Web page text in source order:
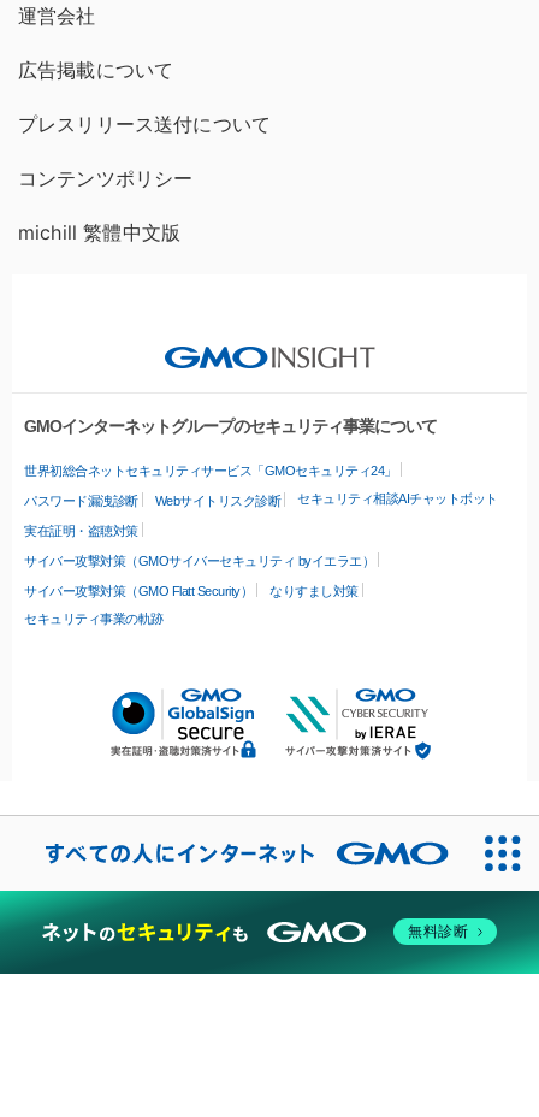
運営会社
広告掲載について
プレスリリース送付について
コンテンツポリシー
michill 繁體中文版
GMOインターネットグループのセキュリティ事業について
世界初総合ネットセキュリティサービス「GMOセキュリティ24」
パスワード漏洩診断 Webサイトリスク診断 セキュリティ相談AIチャットボット
実在証明・盗聴対策
サイバー攻撃対策（GMOサイバーセキュリティ byイエラエ）
サイバー攻撃対策（GMO Flatt Security）
なりすまし対策
セキュリティ事業の軌跡
無料診断